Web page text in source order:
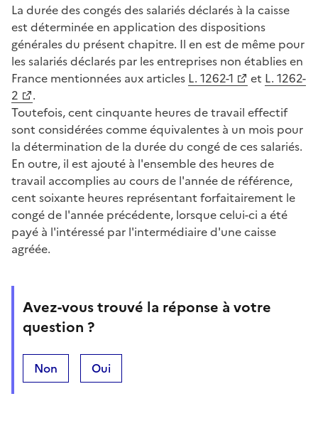
La durée des congés des salariés déclarés à la caisse
est déterminée en application des dispositions
générales du présent chapitre. Il en est de même pour
les salariés déclarés par les entreprises non établies en
France mentionnées aux articles L. 1262-1 et L. 1262-
2
.
Toutefois, cent cinquante heures de travail effectif
sont considérées comme équivalentes à un mois pour
la détermination de la durée du congé de ces salariés.
En outre, il est ajouté à l'ensemble des heures de
travail accomplies au cours de l'année de référence,
cent soixante heures représentant forfaitairement le
congé de l'année précédente, lorsque celui-ci a été
payé à l'intéressé par l'intermédiaire d'une caisse
agréée.
Avez-vous trouvé la réponse à votre
question ?
Non Oui